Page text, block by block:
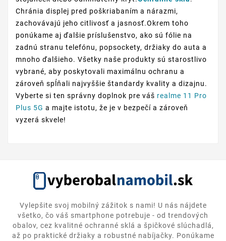
Chránia displej pred poškriabaním a nárazmi,
zachovávajú jeho citlivosť a jasnosť.Okrem toho
ponúkame aj ďalšie príslušenstvo, ako sú fólie na
zadnú stranu telefónu, popsockety, držiaky do auta a
mnoho ďalšieho. Všetky naše produkty sú starostlivo
vybrané, aby poskytovali maximálnu ochranu a
zároveň spĺňali najvyššie štandardy kvality a dizajnu.
Vyberte si ten správny doplnok pre váš realme 11 Pro
Plus 5G a majte istotu, že je v bezpečí a zároveň
vyzerá skvele!
Vylepšite svoj mobilný zážitok s nami! U nás nájdete
všetko, čo váš smartphone potrebuje - od trendových
obalov, cez kvalitné ochranné sklá a špičkové slúchadlá,
až po praktické držiaky a robustné nabíjačky. Ponúkame